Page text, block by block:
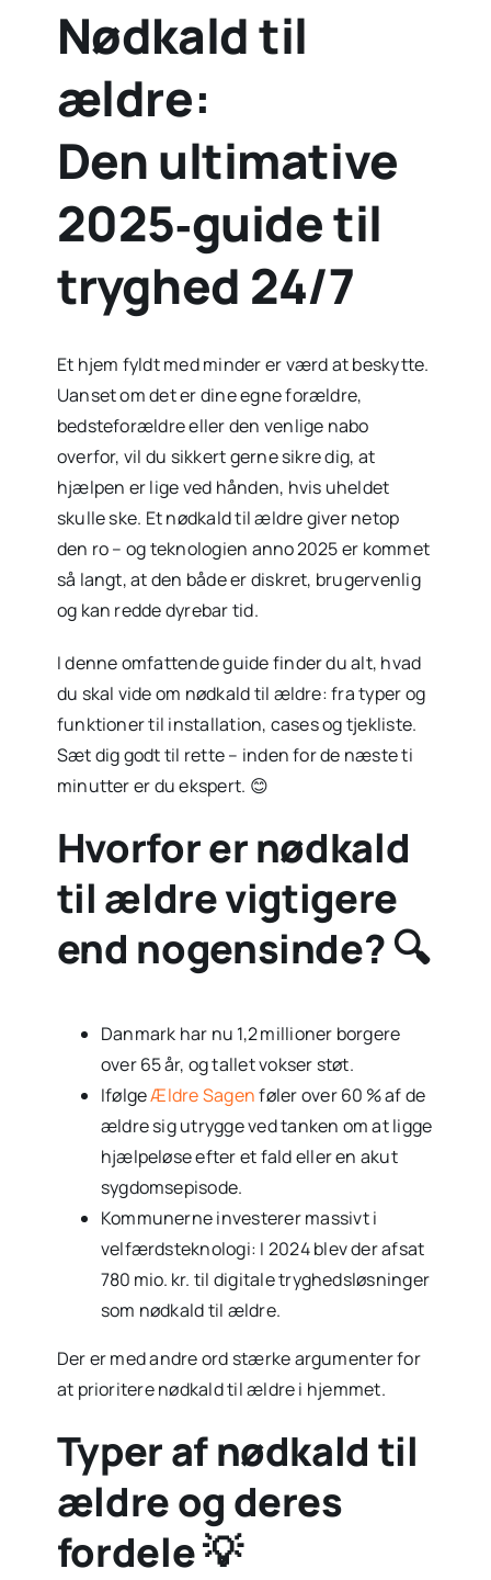
Nødkald til
ældre:
Den ultimative
2025‑guide til
tryghed 24/7
Et hjem fyldt med minder er værd at beskytte.
Uanset om det er dine egne forældre,
bedsteforældre eller den venlige nabo
overfor, vil du sikkert gerne sikre dig, at
hjælpen er lige ved hånden, hvis uheldet
skulle ske. Et nødkald til ældre giver netop
den ro – og teknologien anno 2025 er kommet
så langt, at den både er diskret, brugervenlig
og kan redde dyrebar tid.
I denne omfattende guide finder du alt, hvad
du skal vide om nødkald til ældre: fra typer og
funktioner til installation, cases og tjekliste.
Sæt dig godt til rette – inden for de næste ti
minutter er du ekspert. 😊
Hvorfor er nødkald
til ældre vigtigere
end nogensinde? 🔍
Danmark har nu 1,2 millioner borgere
over 65 år, og tallet vokser støt.
IfølgeÆldre Sagenføler over 60 % af de
ældre sig utrygge ved tanken om at ligge
hjælpeløse efter et fald eller en akut
sygdoms­episode.
Kommunerne investerer massivt i
velfærdsteknologi: I 2024 blev der afsat
780 mio. kr. til digitale tryghedsløsninger
som nødkald til ældre.
Der er med andre ord stærke argumenter for
at prioritere nødkald til ældre i hjemmet.
Typer af nødkald til
ældre og deres
fordele 💡